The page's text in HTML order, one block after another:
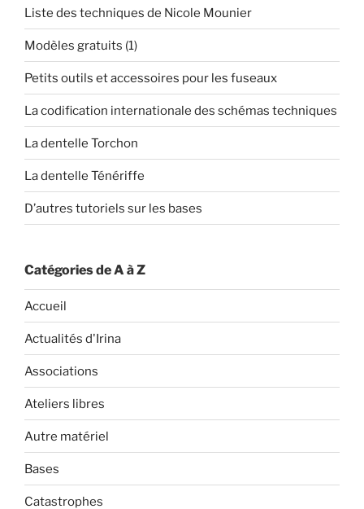
Liste des techniques de Nicole Mounier
Modèles gratuits (1)
Petits outils et accessoires pour les fuseaux
La codification internationale des schémas techniques
La dentelle Torchon
La dentelle Ténériffe
D’autres tutoriels sur les bases
Catégories de A à Z
Accueil
Actualités d'Irina
Associations
Ateliers libres
Autre matériel
Bases
Catastrophes